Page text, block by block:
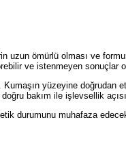
ömürlü olması ve
ve istenmeyen sonuçlar
yüzeyine doğrudan
bakım ile işlevsellik
durumunu muhafaza